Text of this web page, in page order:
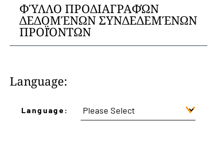
ΦΎΛΛΟ ΠΡΟΔΙΑΓΡΑΦΏΝ
ΔΕΔΟΜΈΝΩΝ ΣΥΝΔΕΔΕΜΈΝΩΝ
ΠΡΟΪΌΝΤΩΝ
Language:
Language: